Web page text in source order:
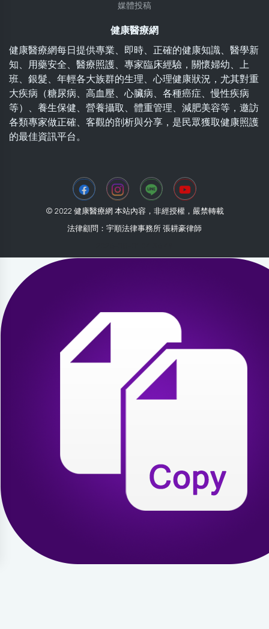
媒體投稿
健康醫療網
健康醫療網每日提供專業、即時、正確的健康知識、醫學新
知、用藥安全、醫療照護、專家臨床經驗，關懷婦幼、上
班、銀髮、年輕各大族群的生理、心理健康狀況，尤其對重
大疾病（糖尿病、高血壓、心臟病、各種癌症、慢性疾病
等）、養生保健、營養攝取、體重管理、減肥美容等，邀訪
各類專家做正確、客觀的剖析與分享，是民眾獲取健康照護
的最佳資訊平台。
© 2022 健康醫療網 本站內容，非經授權，嚴禁轉載
法律顧問：宇順法律事務所 張耕豪律師